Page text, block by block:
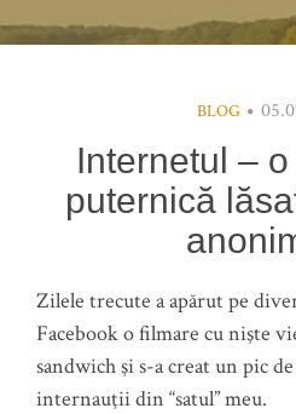
BLOG
Internetul –
puternică
Zilele trecute a apărut pe
Facebook o filmare cu nişte
sandwich şi s-a creat un pic
internauţii din “satul” meu.